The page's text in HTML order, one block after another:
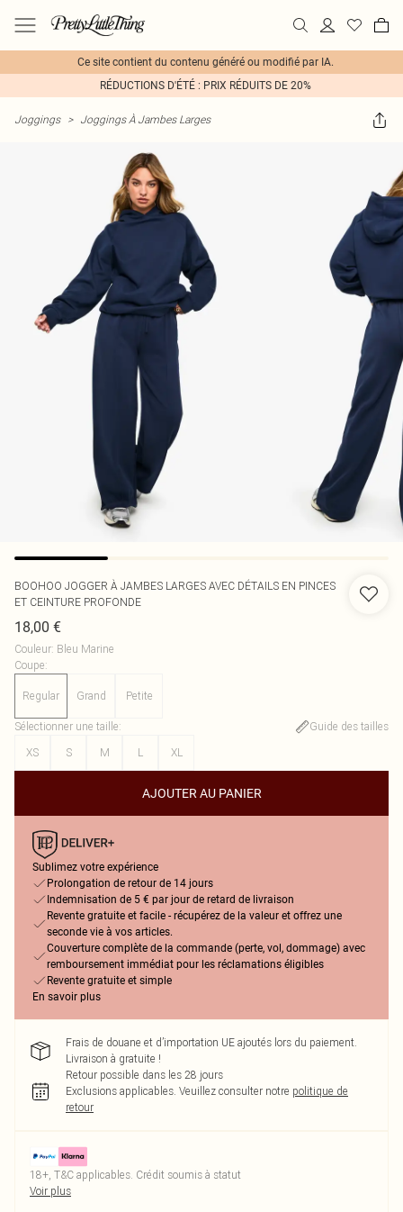
Ce site contient du contenu généré ou modifié par IA.
RÉDUCTIONS D'ÉTÉ : PRIX RÉDUITS DE 20%
Joggings > Joggings À Jambes Larges
BOOHOO JOGGER À JAMBES LARGES AVEC DÉTAILS EN PINCES
ET CEINTURE PROFONDE
18,00 €
Couleur: Bleu Marine
Coupe:
Regular Grand Petite
Sélectionner une taille:
Guide des tailles
XS
S M L XL
AJOUTER AU PANIER
Sublimez votre expérience
Prolongation de retour de 14 jours
Indemnisation de 5 € par jour de retard de livraison
Revente gratuite et facile - récupérez de la valeur et offrez une
seconde vie à vos articles.
Couverture complète de la commande (perte, vol, dommage) avec
remboursement immédiat pour les réclamations éligibles
Revente gratuite et simple
En savoir plus
Frais de douane et d’importation UE ajoutés lors du paiement.
Livraison à gratuite !
Retour possible dans les 28 jours
Exclusions applicables. Veuillez consulter notre politique de
retour
18+, T&C applicables. Crédit soumis à statut
Voir plus